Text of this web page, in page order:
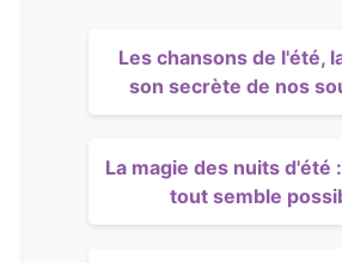
Les chansons de l'été,
son secrète de nos
La magie des nuits d'été
tout semble